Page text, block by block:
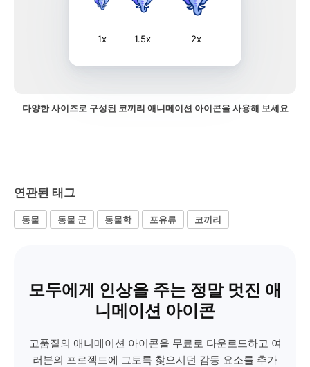
1x 1.5x 2x
다양한 사이즈로 구성된 코끼리 애니메이션 아이콘을 사용해 보세요
연관된 태그
동물 동물 군 동물학 포유류 코끼리
모두에게 인상을 주는 정말 멋진 애
니메이션 아이콘
고품질의 애니메이션 아이콘을 무료로 다운로드하고 여
러분의 프로젝트에 그토록 찾으시던 감동 요소를 추가